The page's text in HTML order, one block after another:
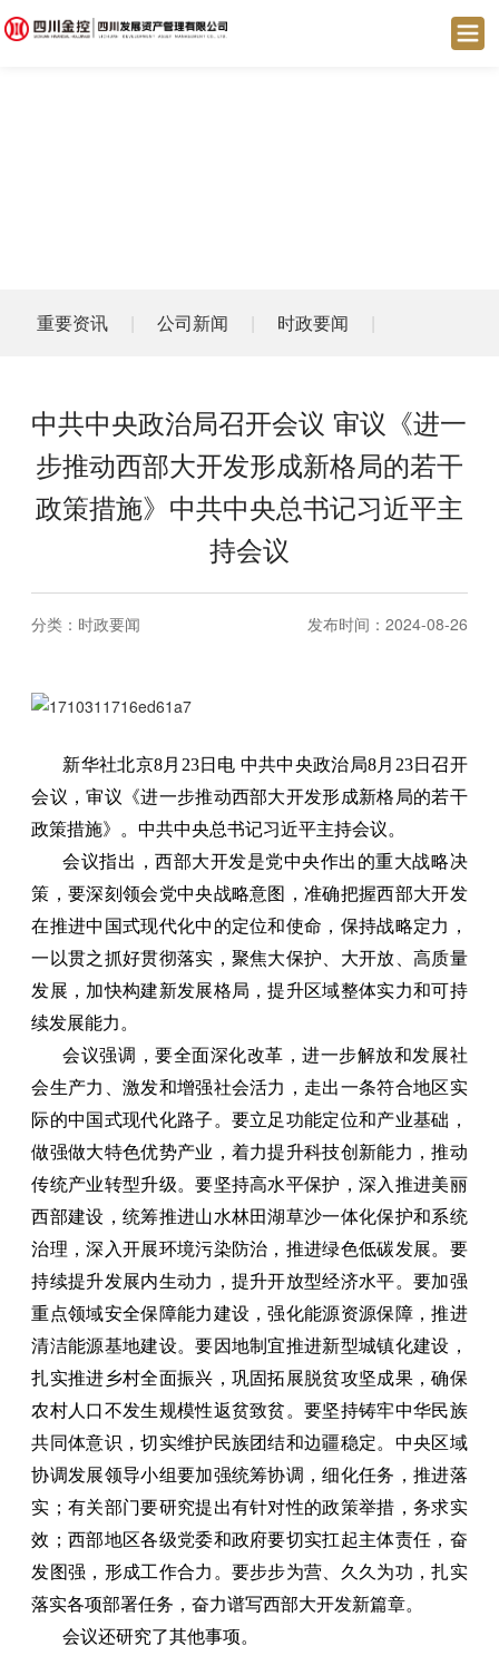
重要资讯 | 公司新闻 | 时政要闻 |
中共中央政治局召开会议 审议《进一
步推动西部大开发形成新格局的若干
政策措施》中共中央总书记习近平主
持会议
发布时间：2024-08-26
分类： 时政要闻
新华社北京8月23日电 中共中央政治局8月23日召开
会议，审议《进一步推动西部大开发形成新格局的若干
政策措施》。中共中央总书记习近平主持会议。
会议指出，西部大开发是党中央作出的重大战略决
策，要深刻领会党中央战略意图，准确把握西部大开发
在推进中国式现代化中的定位和使命，保持战略定力，
一以贯之抓好贯彻落实，聚焦大保护、大开放、高质量
发展，加快构建新发展格局，提升区域整体实力和可持
续发展能力。
会议强调，要全面深化改革，进一步解放和发展社
会生产力、激发和增强社会活力，走出一条符合地区实
际的中国式现代化路子。要立足功能定位和产业基础，
做强做大特色优势产业，着力提升科技创新能力，推动
传统产业转型升级。要坚持高水平保护，深入推进美丽
西部建设，统筹推进山水林田湖草沙一体化保护和系统
治理，深入开展环境污染防治，推进绿色低碳发展。要
持续提升发展内生动力，提升开放型经济水平。要加强
重点领域安全保障能力建设，强化能源资源保障，推进
清洁能源基地建设。要因地制宜推进新型城镇化建设，
扎实推进乡村全面振兴，巩固拓展脱贫攻坚成果，确保
农村人口不发生规模性返贫致贫。要坚持铸牢中华民族
共同体意识，切实维护民族团结和边疆稳定。中央区域
协调发展领导小组要加强统筹协调，细化任务，推进落
实；有关部门要研究提出有针对性的政策举措，务求实
效；西部地区各级党委和政府要切实扛起主体责任，奋
发图强，形成工作合力。要步步为营、久久为功，扎实
落实各项部署任务，奋力谱写西部大开发新篇章。
会议还研究了其他事项。